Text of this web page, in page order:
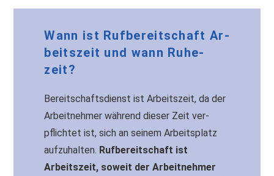
Wann ist Rufbereitschaft Ar­
beits­zeit und wann Ru­he­
zeit?
Be­reit­schafts­dienst ist Ar­beits­zeit, da der
Ar­beit­neh­mer wäh­rend die­ser Zeit ver­
pflich­tet ist, sich an sei­nem Ar­beits­platz
aufzuhalten. Rufbereitschaft ist
Arbeitszeit, soweit der Arbeitnehmer